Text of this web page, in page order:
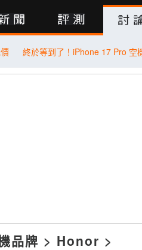
商城 登入 行動版
品牌 > Honor >